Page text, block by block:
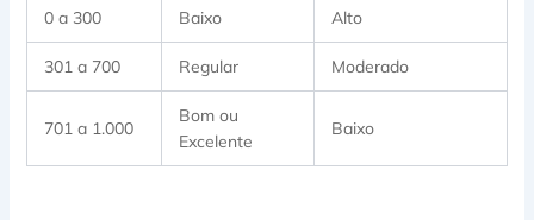
0 a 300 Baixo Alto
301 a 700 Regular Moderado
701 a 1.000
Bom ou
Excelente
Baixo